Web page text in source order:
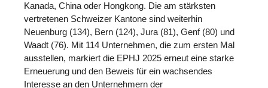
Kanada, China oder Hongkong. Die am stärksten
vertretenen Schweizer Kantone sind weiterhin
Neuenburg (134), Bern (124), Jura (81), Genf (80) und
Waadt (76). Mit 114 Unternehmen, die zum ersten Mal
ausstellen, markiert die EPHJ 2025 erneut eine starke
Erneuerung und den Beweis für ein wachsendes
Interesse an den Unternehmern der